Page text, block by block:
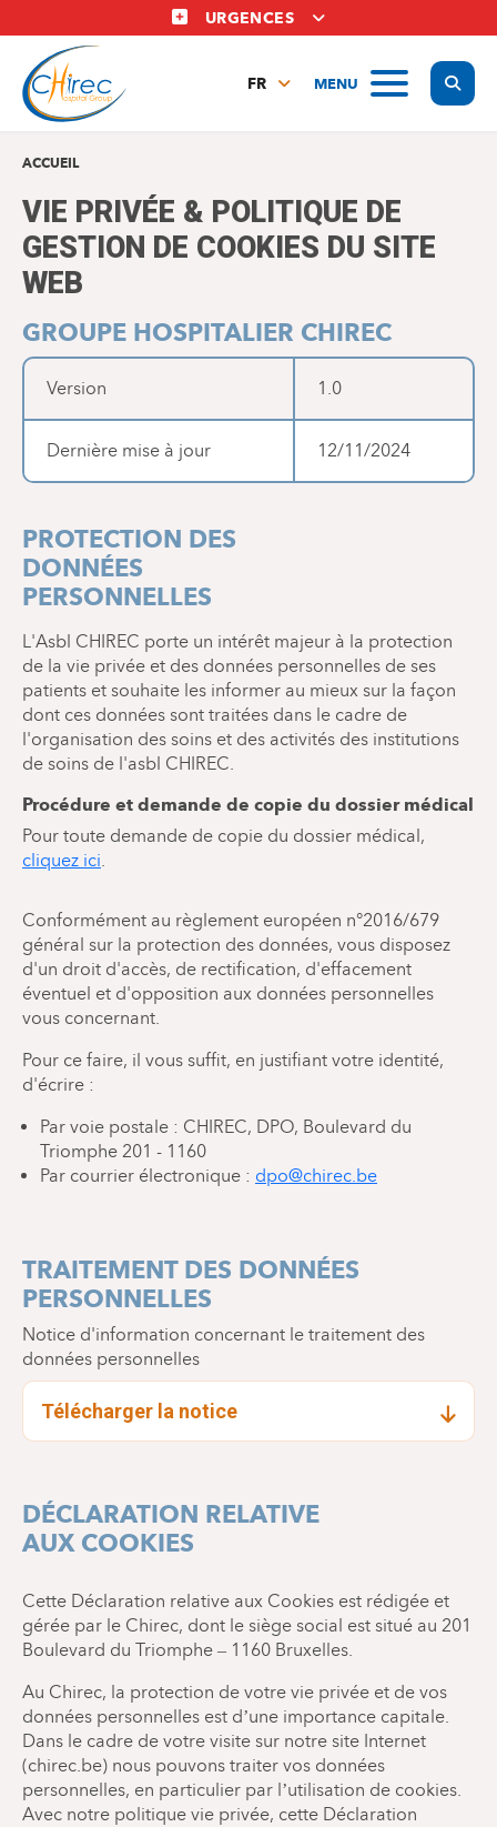
au
contenu
principal
URGENCES
MENU
FR
ACCUEIL
VIE PRIVÉE & POLITIQUE DE
GESTION DE COOKIES DU SITE
WEB
GROUPE HOSPITALIER CHIREC
Version 1.0
Dernière mise à jour 12/11/2024
PROTECTION DES
DONNÉES
PERSONNELLES
L'Asbl CHIREC porte un intérêt majeur à la protection
de la vie privée et des données personnelles de ses
patients et souhaite les informer au mieux sur la façon
dont ces données sont traitées dans le cadre de
l'organisation des soins et des activités des institutions
de soins de l'asbl CHIREC.
Procédure et demande de copie du dossier médical
Pour toute demande de copie du dossier médical,
cliquez ici.
Conformément au règlement européen n°2016/679
général sur la protection des données, vous disposez
d'un droit d'accès, de rectification, d'effacement
éventuel et d'opposition aux données personnelles
vous concernant.
Pour ce faire, il vous suffit, en justifiant votre identité,
d'écrire :
Par voie postale : CHIREC, DPO, Boulevard du
Triomphe 201 - 1160
Par courrier électronique : dpo@chirec.be
TRAITEMENT DES DONNÉES
PERSONNELLES
Notice d'information concernant le traitement des
données personnelles
Télécharger la notice
DÉCLARATION RELATIVE
AUX COOKIES
Cette Déclaration relative aux Cookies est rédigée et
gérée par le Chirec, dont le siège social est situé au 201
Boulevard du Triomphe – 1160 Bruxelles.
Au Chirec, la protection de votre vie privée et de vos
données personnelles est d’une importance capitale.
Dans le cadre de votre visite sur notre site Internet
(chirec.be) nous pouvons traiter vos données
personnelles, en particulier par l’utilisation de cookies.
Avec notre politique vie privée, cette Déclaration